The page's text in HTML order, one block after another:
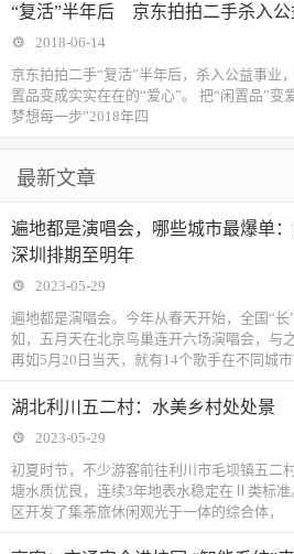
“复活”半年后 京东拍拍二手杀入公
2018-06-14
京东拍拍二手“复活”半年后，杀入公益事业
置品变成实实在在的“爱心”。 把“闲置品”变
梦想每一步”2018年四
最新文章
遍地都是演唱会，哪些城市最爆单
深圳排期至明年
2023-05-29
遍地都是演唱会。今年从春天开始，全国“
如，五月天在北京鸟巢连开六场演唱会，与
再如5月20日当天，就有14个歌手在不同城市
湖北利川五二村：水美乡村处处景
2023-05-29
初夏时节，不少游客前往利川市毛坝镇五二
塘水质优良，连续3年地表水稳定在Ⅱ类标
区开发了集茶旅休闲观光于一体的综合体，